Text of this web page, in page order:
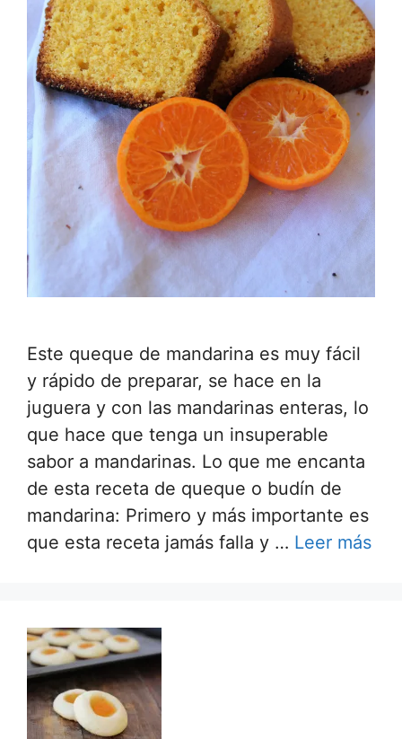
Este queque de mandarina es muy fácil
y rápido de preparar, se hace en la
juguera y con las mandarinas enteras, lo
que hace que tenga un insuperable
sabor a mandarinas. Lo que me encanta
de esta receta de queque o budín de
mandarina: Primero y más importante es
que esta receta jamás falla y … Leer más